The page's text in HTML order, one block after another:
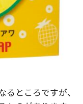
ところですが、